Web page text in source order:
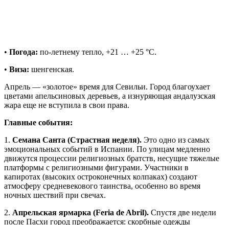
• Погода: по-летнему тепло, +21 … +25 °C.
• Виза: шенгенская.
Апрель — «золотое» время для Севильи. Город благоухает
цветами апельсиновых деревьев, а изнуряющая андалузская
жара еще не вступила в свои права.
Главные события:
1. Семана Санта (Страстная неделя). Это одно из самых
эмоциональных событий в Испании. По улицам медленно
движутся процессии религиозных братств, несущие тяжелые
платформы с религиозными фигурами. Участники в
капиротах (высоких остроконечных колпаках) создают
атмосферу средневекового таинства, особенно во время
ночных шествий при свечах.
2. Апрельская ярмарка (Feria de Abril). Спустя две недели
после Пасхи город преображается: скорбные одежды